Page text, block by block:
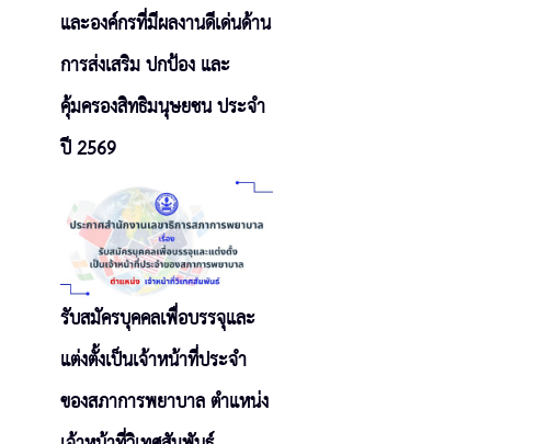
และองค์กรที่มีผลงานดีเด่นด้าน
การส่งเสริม ปกป้อง และ
คุ้มครองสิทธิมนุษยชน ประจำ
ปี 2569
รับสมัครบุคคลเพื่อบรรจุและ
แต่งตั้งเป็นเจ้าหน้าที่ประจำ
ของสภาการพยาบาล ตำแหน่ง